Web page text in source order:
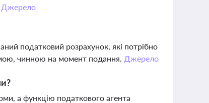
Джерело
податковий розрахунок, які потрібно
чинною на момент подання. Джерело
а функцію податкового агента